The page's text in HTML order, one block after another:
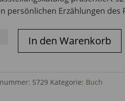
persönlichen Erzählungen
In den Warenkorb
5729 Kategorie: Buch